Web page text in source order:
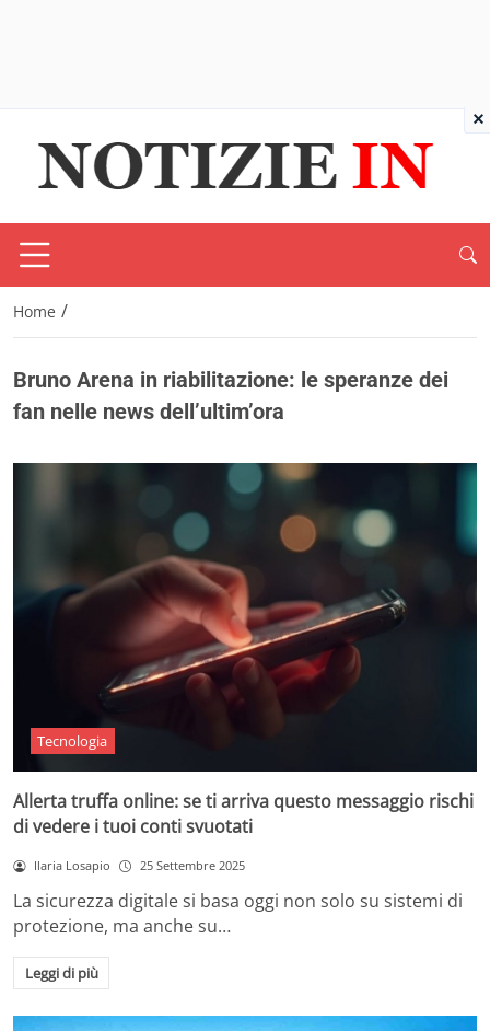
Home /
Bruno Arena in riabilitazione: le speranze dei
fan nelle news dell’ultim’ora
Tecnologia
Allerta truffa online: se ti arriva questo messaggio rischi
di vedere i tuoi conti svuotati
Ilaria Losapio 25 Settembre 2025
La sicurezza digitale si basa oggi non solo su sistemi di
protezione, ma anche su…
Leggi di più
×